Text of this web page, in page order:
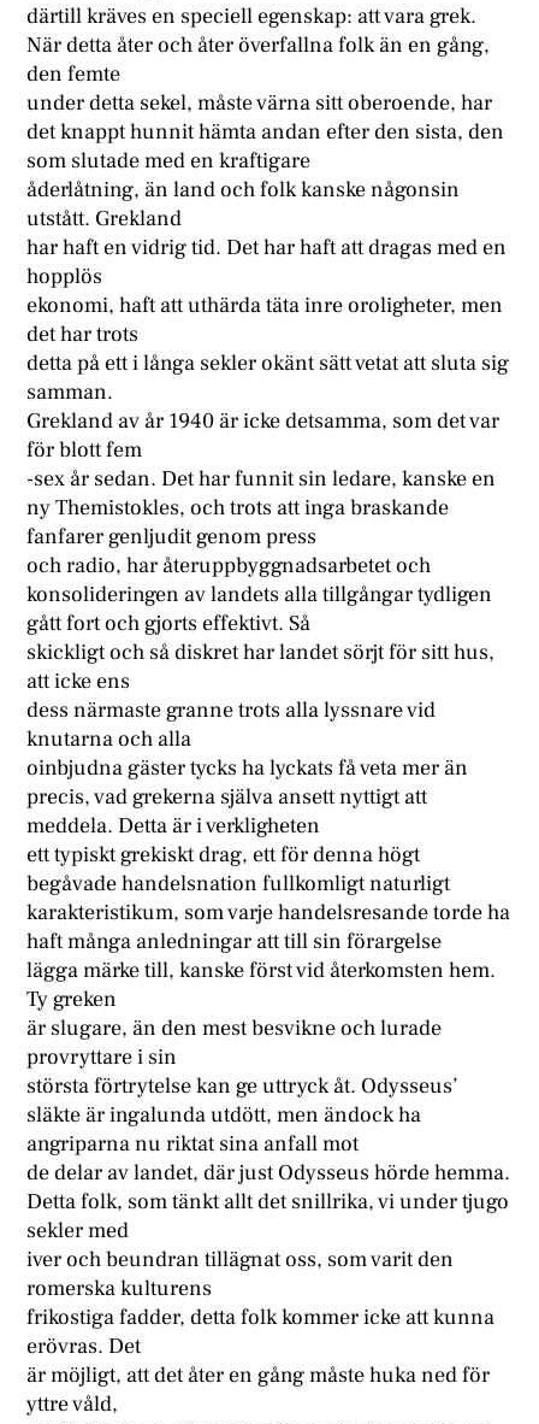
därtill kräves en speciell egenskap: att vara grek.
När detta åter och åter överfallna folk än en gång,
den femte
under detta sekel, måste värna sitt oberoende, har
det knappt hunnit hämta andan efter den sista, den
som slutade med en kraftigare
åderlåtning, än land och folk kanske någonsin
utstått. Grekland
har haft en vidrig tid. Det har haft att dragas med en
hopplös
ekonomi, haft att uthärda täta inre oroligheter, men
det har trots
detta på ett i långa sekler okänt sätt vetat att sluta sig
samman.
Grekland av år 1940 är icke detsamma, som det var
för blott fem
-sex år sedan. Det har funnit sin ledare, kanske en
ny Themistokles, och trots att inga braskande
fanfarer genljudit genom press
och radio, har återuppbyggnadsarbetet och
konsolideringen av landets alla tillgångar tydligen
gått fort och gjorts effektivt. Så
skickligt och så diskret har landet sörjt för sitt hus,
att icke ens
dess närmaste granne trots alla lyssnare vid
knutarna och alla
oinbjudna gäster tycks ha lyckats få veta mer än
precis, vad grekerna själva ansett nyttigt att
meddela. Detta är i verkligheten
ett typiskt grekiskt drag, ett för denna högt
begåvade handelsnation fullkomligt naturligt
karakteristikum, som varje handelsresande torde ha
haft många anledningar att till sin förargelse
lägga märke till, kanske först vid återkomsten hem.
Ty greken
är slugare, än den mest besvikne och lurade
provryttare i sin
största förtrytelse kan ge uttryck åt. Odysseus’
släkte är ingalunda utdött, men ändock ha
angriparna nu riktat sina anfall mot
de delar av landet, där just Odysseus hörde hemma.
Detta folk, som tänkt allt det snillrika, vi under tjugo
sekler med
iver och beundran tillägnat oss, som varit den
romerska kulturens
frikostiga fadder, detta folk kommer icke att kunna
erövras. Det
är möjligt, att det åter en gång måste huka ned för
yttre våld,